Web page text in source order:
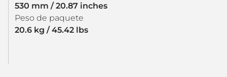
530 mm / 20.87 inches
Peso de paquete
20.6 kg / 45.42 lbs